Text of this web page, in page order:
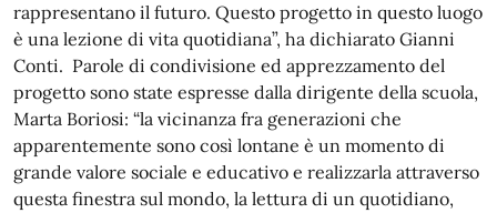
rappresentano il futuro. Questo progetto in questo luogo
è una lezione di vita quotidiana”, ha dichiarato Gianni
Conti. Parole di condivisione ed apprezzamento del
progetto sono state espresse dalla dirigente della scuola,
Marta Boriosi: “la vicinanza fra generazioni che
apparentemente sono così lontane è un momento di
grande valore sociale e educativo e realizzarla attraverso
questa finestra sul mondo, la lettura di un quotidiano,